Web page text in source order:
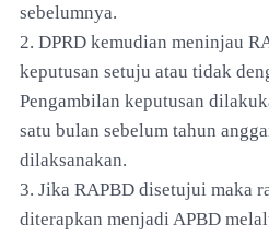
sebelumnya.
2. DPRD kemudian meninjau
keputusan setuju atau tidak
Pengambilan keputusan
satu bulan sebelum tahun
dilaksanakan.
3. Jika RAPBD disetujui maka
diterapkan menjadi APBD